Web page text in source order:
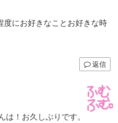
度にお好きなことお好きな時
返信
は！お久しぶりです。